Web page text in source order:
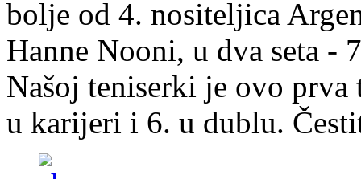
bolje od 4. nositeljica
Hanne Nooni, u dva seta -
Našoj teniserki je ovo
u karijeri i 6. u dublu.